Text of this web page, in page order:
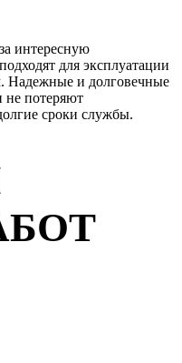
интересную
для эксплуатации
Надежные и долговечные
не потеряют
сроки службы.